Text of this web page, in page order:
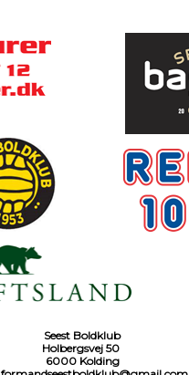
Seest Boldklub
Holbergsvej 50
6000 Kolding